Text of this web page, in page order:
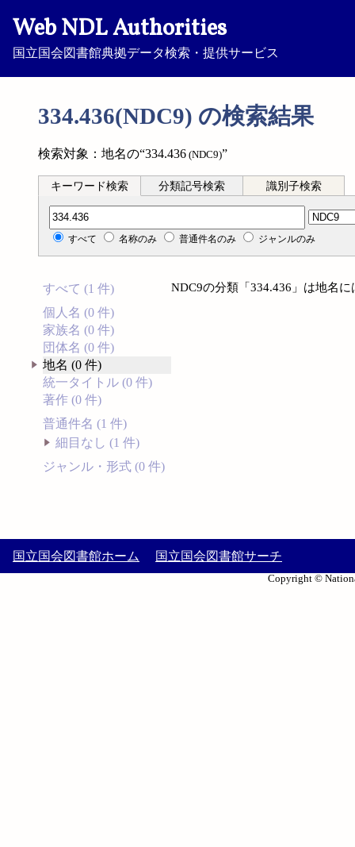
Web NDL Authorities
国立国会図書館典拠データ検索・提供サービス
334.436(NDC9) の検索結果
検索対象：地名の“334.436 (NDC9)”
キーワード検索 分類記号検索 識別子検索
分類記号検索
すべて 名称のみ 普通件名のみ ジャンルのみ
すべて (1 件)
個人名 (0 件)
家族名 (0 件)
団体名 (0 件)
地名 (0 件)
統一タイトル (0 件)
著作 (0 件)
普通件名 (1 件)
細目なし (1 件)
ジャンル・形式 (0 件)
NDC9の分類「334.436」は地名
国立国会図書館ホーム 国立国会図書館サーチ
Copyright ©